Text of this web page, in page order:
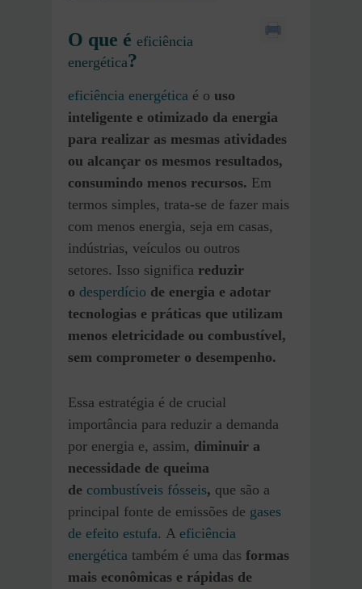
O que é eficiência
energética?
eficiência energética é o uso
inteligente e otimizado da energia
para realizar as mesmas atividades
ou alcançar os mesmos resultados,
consumindo menos recursos. Em
termos simples, trata-se de fazer mais
com menos energia, seja em casas,
indústrias, veículos ou outros
setores. Isso significa reduzir
o desperdício de energia e adotar
tecnologias e práticas que utilizam
menos eletricidade ou combustível,
sem comprometer o desempenho.
Essa estratégia é de crucial
importância para reduzir a demanda
por energia e, assim, diminuir a
necessidade de queima
de combustíveis fósseis, que são a
principal fonte de emissões de gases
de efeito estufa. A eficiência
energética também é uma das formas
mais econômicas e rápidas de